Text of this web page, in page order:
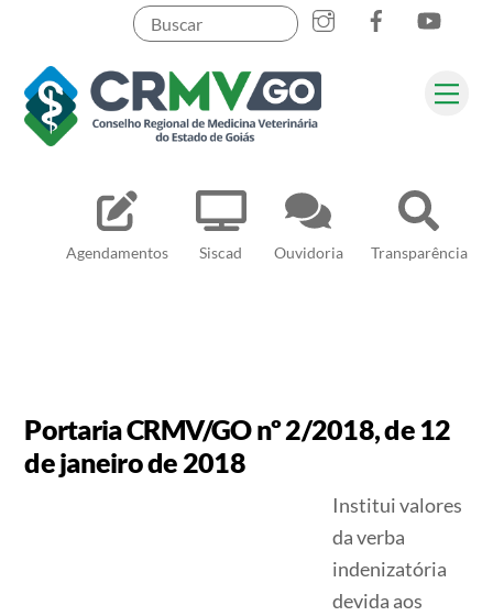
content
Agendamentos Siscad Ouvidoria Transparência
Pesquisar
Portaria CRMV/GO nº 2/2018, de 12
de janeiro de 2018
Institui valores
da verba
indenizatória
devida aos